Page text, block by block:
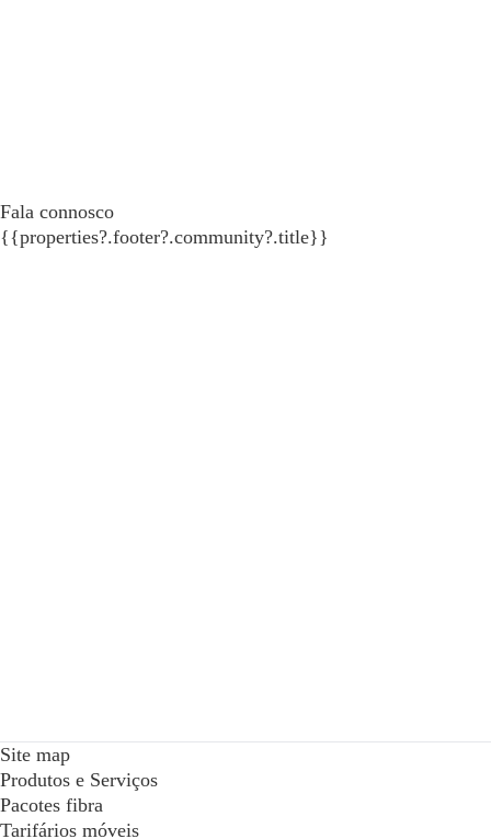
Fala connosco
{{properties?.footer?.community?.title}}
Site map
Produtos e Serviços
Pacotes fibra
Tarifários móveis